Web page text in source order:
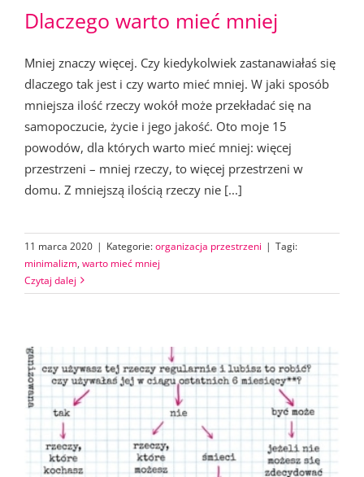
Dlaczego warto mieć mniej
Mniej znaczy więcej. Czy kiedykolwiek zastanawiałaś się
dlaczego tak jest i czy warto mieć mniej. W jaki sposób
mniejsza ilość rzeczy wokół może przekładać się na
samopoczucie, życie i jego jakość. Oto moje 15
powodów, dla których warto mieć mniej: więcej
przestrzeni – mniej rzeczy, to więcej przestrzeni w
domu. Z mniejszą ilością rzeczy nie [...]
11 marca 2020 | Kategorie:organizacja przestrzeni | Tagi:
minimalizm, warto mieć mniej
Czytaj dalej